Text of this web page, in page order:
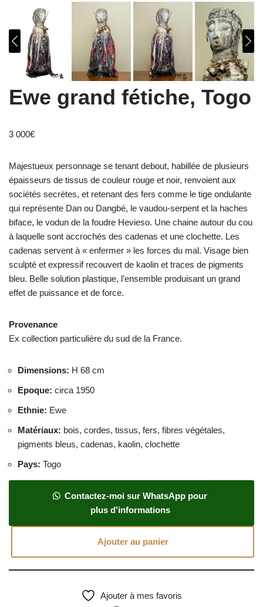
Ewe grand fétiche, Togo
3 000€
Majestueux personnage se tenant debout, habillée de plusieurs
épaisseurs de tissus de couleur rouge et noir, renvoient aux
sociétés secrètes, et retenant des fers comme le tige ondulante
qui représente Dan ou Dangbé, le vaudou-serpent et la haches
biface, le vodun de la foudre Hevieso. Une chaine autour du cou
à laquelle sont accrochés des cadenas et une clochette. Les
cadenas servent à « enfermer » les forces du mal. Visage bien
sculpté et expressif recouvert de kaolin et traces de pigments
bleu. Belle solution plastique, l’ensemble produisant un grand
effet de puissance et de force.
Provenance
Ex collection particulière du sud de la France.
Dimensions: H 68 cm
Epoque: circa 1950
Ethnie: Ewe
Matériaux: bois, cordes, tissus, fers, fibres végétales,
pigments bleus, cadenas, kaolin, clochette
Pays: Togo
Contactez-moi sur WhatsApp pour
plus d'informations
Ajouter au panier
Ajouter à mes favoris